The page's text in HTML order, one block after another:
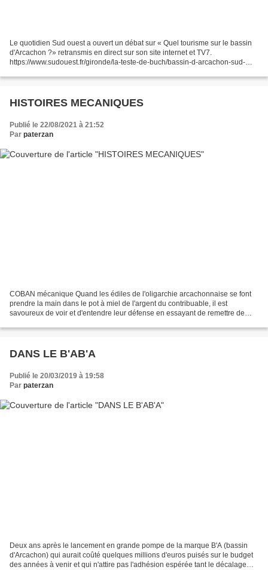
Le quotidien Sud ouest a ouvert un débat sur « Quel tourisme sur le bassin
d'Arcachon ?» retransmis en direct sur son site internet et TV7.
https://www.sudouest.fr/gironde/la-teste-de-buch/bassin-d-arcachon-sud-
HISTOIRES MECANIQUES
Publié le 22/08/2021 à 21:52
Par paterzan
COBAN mécanique Quand les édiles de l'oligarchie arcachonnaise se font
prendre la main dans le pot à miel de l'argent du contribuable, il est
savoureux de voir et d'entendre leur défense en essayant de remettre de
DANS LE B'AB'A
Publié le 20/03/2019 à 19:58
Par paterzan
Deux ans après le lancement en grande pompe de la marque B'A (bassin
d'Arcachon) qui aurait coûté quelques millions d'euros puisés sur le budget
des années à venir et qui n'attire pas l'adhésion espérée tant le décalage